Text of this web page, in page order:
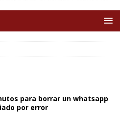
para borrar un whatsapp
por error